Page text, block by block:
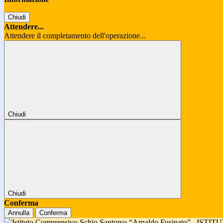
Chiudi
Attendere...
Attendere il completamento dell'operazione...
Chiudi
Chiudi
Conferma
Annulla Conferma